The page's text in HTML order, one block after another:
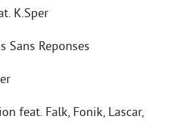
K.Sper
Sans Reponses
feat. Falk, Fonik, Lascar,